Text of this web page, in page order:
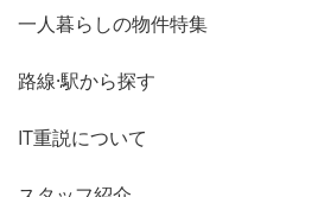
一人暮らしの物件特集
路線·駅から探す
IT重説について